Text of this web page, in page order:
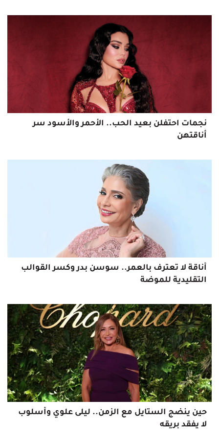
نجمات احتفلن بعيد الحب.. الأحمر والأسود سر
أناقتهن
أناقة لا تعترف بالعمر.. سوسن بدر وكسر القوالب
التقليدية للموضة
حين ينضج الستايل مع الزمن.. ليلى علوي وأسلوب
لا يفقد بريقه